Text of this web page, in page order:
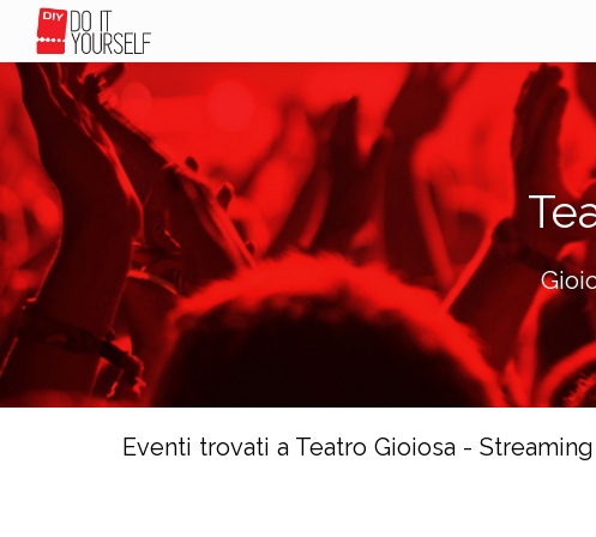
Eventi trovati a Teatro Gioiosa - Streaming